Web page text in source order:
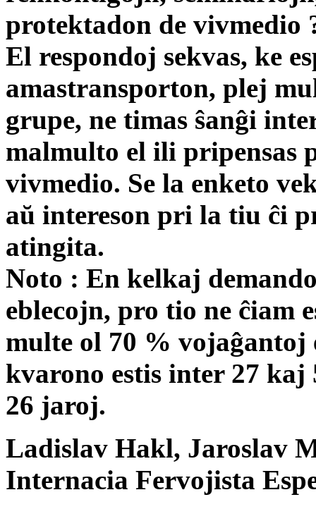
protektadon de vivmedio
El respondoj sekvas, ke
amastransporton, plej
grupe, ne timas ŝanĝi
malmulto el ili pripensas
vivmedio. Se la enketo
aŭ intereson pri la tiu ĉi
atingita.
Noto : En kelkaj
eblecojn, pro tio ne ĉiam
multe ol 70 % vojaĝantoj
kvarono estis inter 27
26 jaroj.
Ladislav Hakl, Jaroslav
Internacia Fervojista